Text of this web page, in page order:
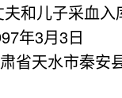
和儿子采血入
年3月3日
省天水市秦安